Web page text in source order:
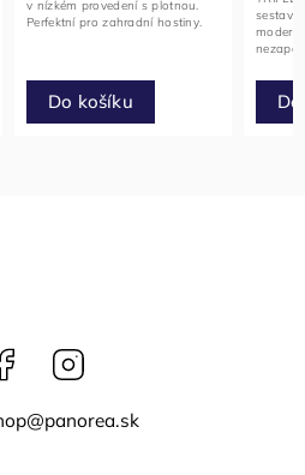
Do košíku
v nízkém provedení s plotnou.
Perfektní pro zahradní hostiny.
sestava
Facebook
@panorea.sk